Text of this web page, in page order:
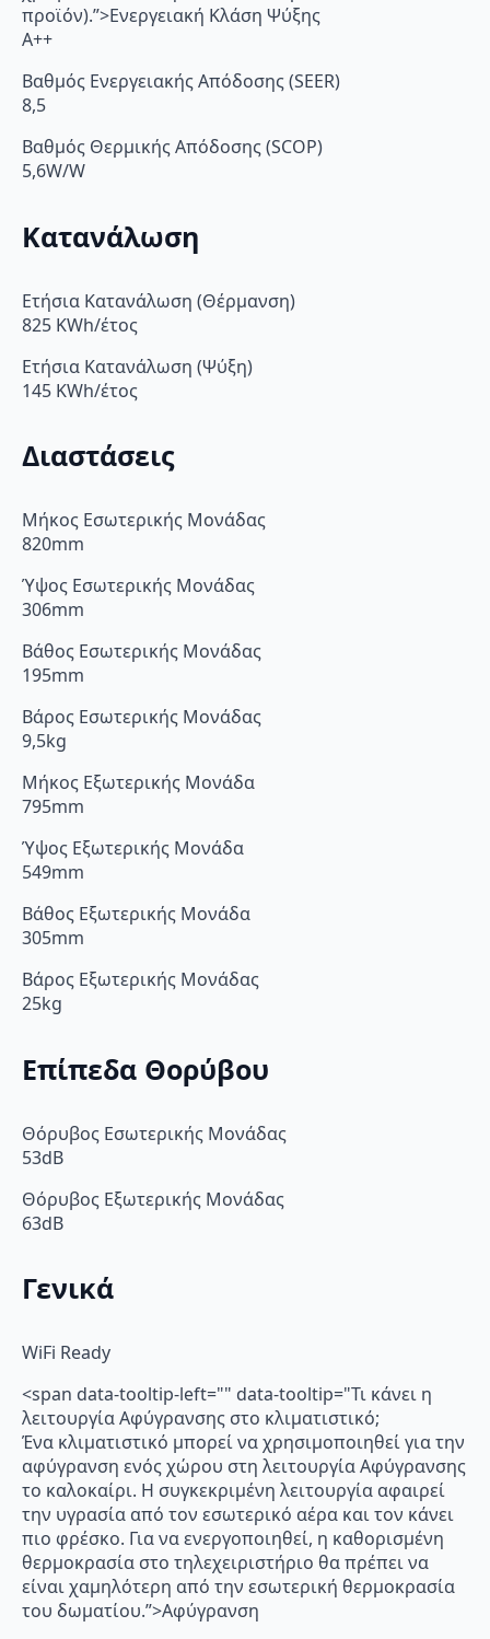
προϊόν).”>Ενεργειακή Κλάση Ψύξης
A++
Βαθμός Ενεργειακής Απόδοσης (SEER)
8,5
Βαθμός Θερμικής Απόδοσης (SCOP)
5,6W/W
Κατανάλωση
Ετήσια Κατανάλωση (Θέρμανση)
825 KWh/έτος
Ετήσια Κατανάλωση (Ψύξη)
145 KWh/έτος
Διαστάσεις
Μήκος Εσωτερικής Μονάδας
820mm
Ύψος Εσωτερικής Μονάδας
306mm
Βάθος Εσωτερικής Μονάδας
195mm
Βάρος Εσωτερικής Μονάδας
9,5kg
Μήκος Εξωτερικής Μονάδα
795mm
Ύψος Εξωτερικής Μονάδα
549mm
Βάθος Εξωτερικής Μονάδα
305mm
Βάρος Εξωτερικής Μονάδας
25kg
Επίπεδα Θορύβου
Θόρυβος Εσωτερικής Μονάδας
53dB
Θόρυβος Εξωτερικής Μονάδας
63dB
Γενικά
WiFi Ready
<span data-tooltip-left="" data-tooltip="Τι κάνει η
λειτουργία Αφύγρανσης στο κλιματιστικό;
Ένα κλιματιστικό μπορεί να χρησιμοποιηθεί για την
αφύγρανση ενός χώρου στη λειτουργία Αφύγρανσης
το καλοκαίρι. Η συγκεκριμένη λειτουργία αφαιρεί
την υγρασία από τον εσωτερικό αέρα και τον κάνει
πιο φρέσκο. Για να ενεργοποιηθεί, η καθορισμένη
θερμοκρασία στο τηλεχειριστήριο θα πρέπει να
είναι χαμηλότερη από την εσωτερική θερμοκρασία
του δωματίου.”>Αφύγρανση